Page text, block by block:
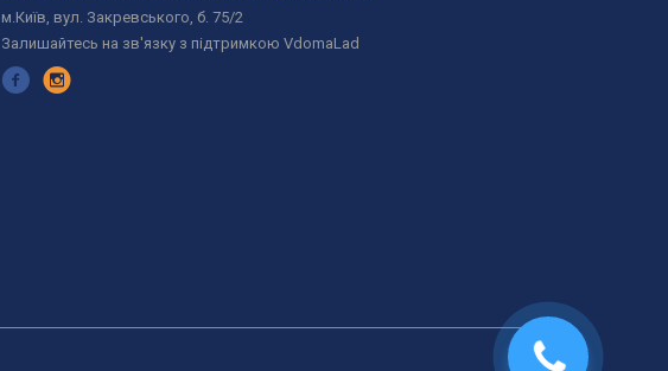
м.Київ, вул. Закревського, б. 75/2
Залишайтесь на зв'язку з підтримкою VdomaLad